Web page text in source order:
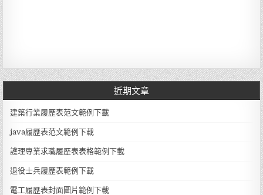
近期文章
建築行業履歷表范文範例下載
java履歷表范文範例下載
護理專業求職履歷表表格範例下載
退役士兵履歷表範例下載
電工履歷表封面圖片範例下載